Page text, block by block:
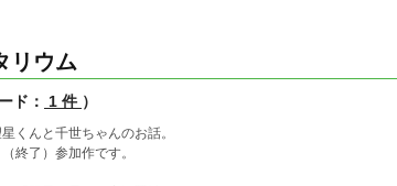
リウム
ド： 1 件 ）
くんと千世ちゃんのお話。
終了）参加作です。